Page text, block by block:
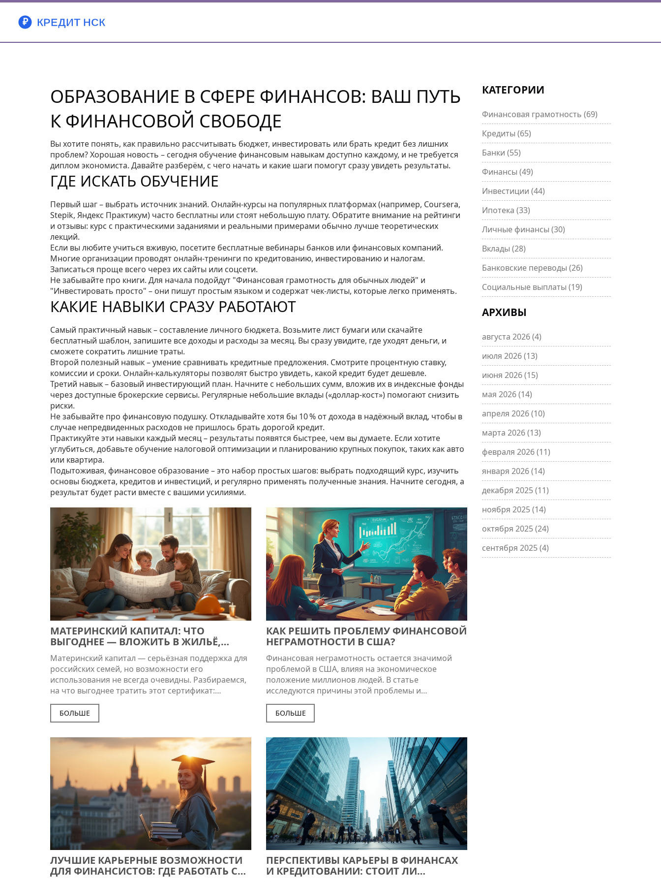
ОБРАЗОВАНИЕ В СФЕРЕ ФИНАНСОВ: ВАШ ПУТЬ
К ФИНАНСОВОЙ СВОБОДЕ
Вы хотите понять, как правильно рассчитывать бюджет, инвестировать или брать кредит без лишних
проблем? Хорошая новость – сегодня обучение финансовым навыкам доступно каждому, и не требуется
диплом экономиста. Давайте разберём, с чего начать и какие шаги помогут сразу увидеть результаты.
ГДЕ ИСКАТЬ ОБУЧЕНИЕ
Первый шаг – выбрать источник знаний. Онлайн‑курсы на популярных платформах (например, Coursera,
Stepik, Яндекс Практикум) часто бесплатны или стоят небольшую плату. Обратите внимание на рейтинги
и отзывы: курс с практическими заданиями и реальными примерами обычно лучше теоретических
лекций.
Если вы любите учиться вживую, посетите бесплатные вебинары банков или финансовых компаний.
Многие организации проводят онлайн‑тренинги по кредитованию, инвестированию и налогам.
Записаться проще всего через их сайты или соцсети.
Не забывайте про книги. Для начала подойдут "Финансовая грамотность для обычных людей" и
"Инвестировать просто" – они пишут простым языком и содержат чек‑листы, которые легко применять.
КАКИЕ НАВЫКИ СРАЗУ РАБОТАЮТ
Самый практичный навык – составление личного бюджета. Возьмите лист бумаги или скачайте
бесплатный шаблон, запишите все доходы и расходы за месяц. Вы сразу увидите, где уходят деньги, и
сможете сократить лишние траты.
Второй полезный навык – умение сравнивать кредитные предложения. Смотрите процентную ставку,
комиссии и сроки. Онлайн‑калькуляторы позволят быстро увидеть, какой кредит будет дешевле.
Третий навык – базовый инвестирующий план. Начните с небольших сумм, вложив их в индексные фонды
через доступные брокерские сервисы. Регулярные небольшие вклады («доллар‑кост») помогают снизить
риски.
Не забывайте про финансовую подушку. Откладывайте хотя бы 10 % от дохода в надёжный вклад, чтобы в
случае непредвиденных расходов не пришлось брать дорогой кредит.
Практикуйте эти навыки каждый месяц – результаты появятся быстрее, чем вы думаете. Если хотите
углубиться, добавьте обучение налоговой оптимизации и планированию крупных покупок, таких как авто
или квартира.
Подытоживая, финансовое образование – это набор простых шагов: выбрать подходящий курс, изучить
основы бюджета, кредитов и инвестиций, и регулярно применять полученные знания. Начните сегодня, а
результат будет расти вместе с вашими усилиями.
МАТЕРИНСКИЙ КАПИТАЛ: ЧТО
ВЫГОДНЕЕ — ВЛОЖИТЬ В ЖИЛЬЁ,
ОБУЧЕНИЕ ИЛИ ПЕНСИЮ?
Материнский капитал — серьёзная поддержка для
российских семей, но возможности его
использования не всегда очевидны. Разбираемся,
на что выгоднее тратить этот сертификат:
улучшение жилья, обучение детей или пенсию
мамы. Разберём нюансы каждого варианта, свежие
изменения законодательства и неожиданные
Практические советы помогут не ошибиться с
выбором. Не тратьте маткапитал наугад — есть
реальные способы сделать его реально полезным.
БОЛЬШЕ
КАК РЕШИТЬ ПРОБЛЕМУ ФИНАНСОВОЙ
НЕГРАМОТНОСТИ В США?
Финансовая неграмотность остается значимой
проблемой в США, влияя на экономическое
положение миллионов людей. В статье
исследуются причины этой проблемы и
предлагаются пути ее решения. Обсуждаются
важные аспекты образования, а также даются
практичные советы для обычных людей. Цель —
финансами эффективно и уверенно. Узнайте, как
небольшие изменения в образовании могут
повлиять на общество в целом.
БОЛЬШЕ
ЛУЧШИЕ КАРЬЕРНЫЕ ВОЗМОЖНОСТИ
ДЛЯ ФИНАНСИСТОВ: ГДЕ РАБОТАТЬ С
ПЕРСПЕКТИВЫ КАРЬЕРЫ В ФИНАНСАХ
И КРЕДИТОВАНИИ: СТОИТ ЛИ
КАТЕГОРИИ
Финансовая грамотность (69)
Кредиты (65)
Банки (55)
Финансы (49)
Инвестиции (44)
Ипотека (33)
Личные финансы (30)
Вклады (28)
Банковские переводы (26)
Социальные выплаты (19)
АРХИВЫ
августа 2026(4)
июля 2026(13)
июня 2026(15)
мая 2026(14)
апреля 2026(10)
марта 2026(13)
февраля 2026(11)
января 2026(14)
декабря 2025(11)
ноября 2025(14)
октября 2025(24)
сентября 2025(4)